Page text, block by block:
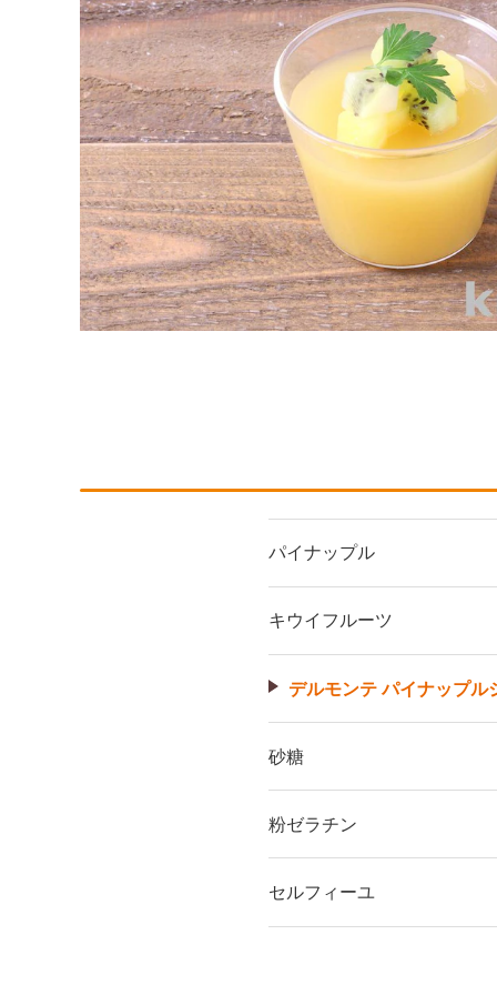
パイナップル
キウイフルーツ
デルモンテ パイナップル
砂糖
粉ゼラチン
セルフィーユ